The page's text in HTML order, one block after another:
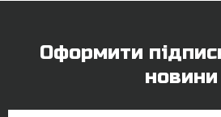
Оформити
новини